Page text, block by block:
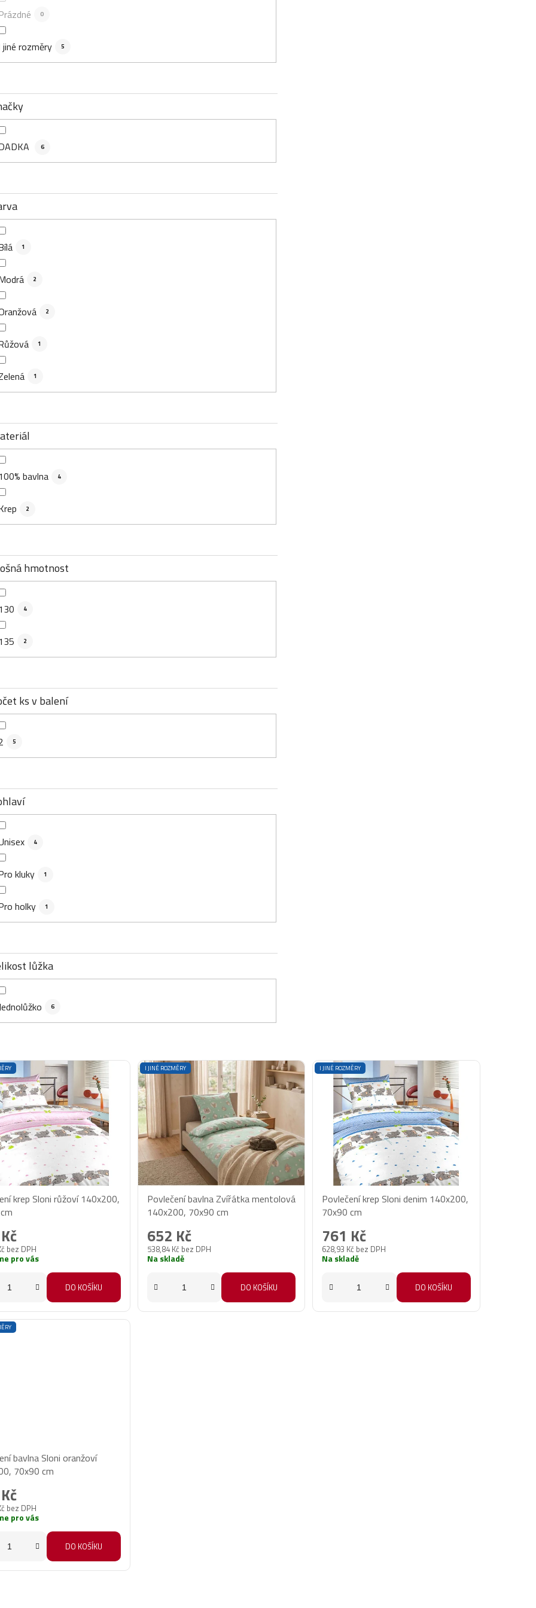
0
jiné rozměry 5
6
1
2
2
1
1
bavlna 4
2
hmotnost
4
2
ks v balení
5
4
kluky 1
holky 1
lůžka
6
krep Sloni růžoví 140x200,
bez DPH
pro vás
DO KOŠÍKU
I JINÉ ROZMĚRY
Povlečení bavlna Zvířátka mentolová
140x200, 70x90 cm
538,84 Kč bez DPH
652 Kč
Na skladě
DO KOŠÍKU
I JINÉ ROZMĚRY
Povlečení krep Sloni denim 140x200,
70x90 cm
628,93 Kč bez DPH
761 Kč
Na skladě
DO KOŠÍKU
bavlna Sloni oranžoví
70x90 cm
bez DPH
pro vás
DO KOŠÍKU